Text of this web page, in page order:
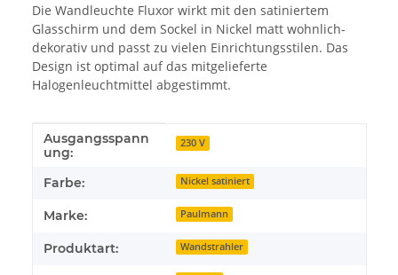
Die Wandleuchte Fluxor wirkt mit den satiniertem
Glasschirm und dem Sockel in Nickel matt wohnlich-
dekorativ und passt zu vielen Einrichtungsstilen. Das
Design ist optimal auf das mitgelieferte
Halogenleuchtmittel abgestimmt.
Produkteigenschaft
Wert
Ausgangsspann
ung:
230 V
Farbe: Nickel satiniert
Marke: Paulmann
Produktart: Wandstrahler